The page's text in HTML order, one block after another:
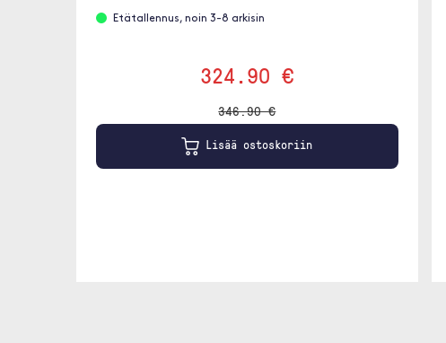
Etätallennus, noin 3-8 arkisin
324.90 €
346.90 €
Lisää ostoskoriin